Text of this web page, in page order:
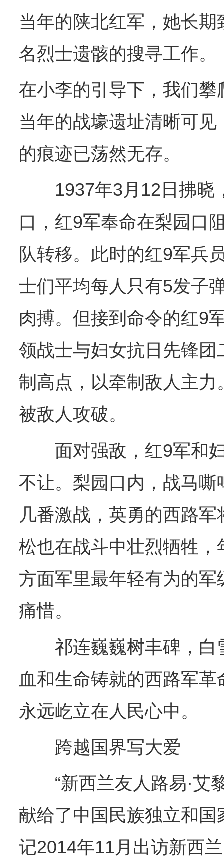
当年的陕北红军，她长
名烈士遗骸的搜寻工作。
在小李的引导下，我们
当年的战壕遗址清晰可
的痕迹已荡然无存。
1937年3月12日拂晓
口，红9军奉命在梨园口
队转移。此时的红9军兵
士们平均每人只有5发子
肉搏。但接到命令的红9
领战士与妇女抗日先锋
制高点，以牵制敌人主
被敌人攻破。
面对强敌，红9军和妇
不让。梨园口内，战马
几番激战，英勇的西路
松也在战斗中壮烈牺牲，
方面军里最年轻有为的军
痛惜。
祁连巍巍树丰碑，白
血和生命铸就的西路军
永远屹立在人民心中。
跨越国界写大爱
“新西兰友人路易·艾
献给了中国民族独立和国
记2014年11月出访新西